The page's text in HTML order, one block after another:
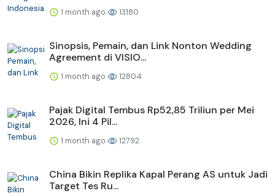
1 month ago 13180
Sinopsis, Pemain, dan Link Nonton Wedding
Agreement di VISIO...
1 month ago 12804
Pajak Digital Tembus Rp52,85 Triliun per Mei
2026, Ini 4 Pil...
1 month ago 12792
China Bikin Replika Kapal Perang AS untuk Jadi
Target Tes Ru...